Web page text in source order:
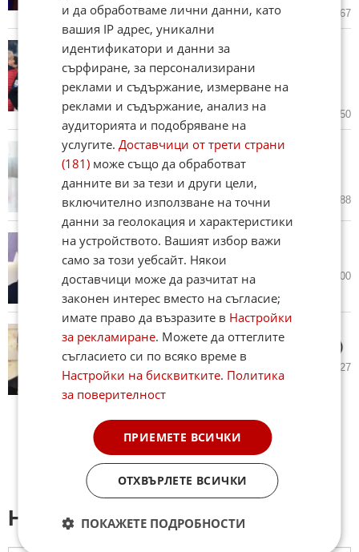
вчера в 19:05 ч. 1 167
Доживотна издръжка и имение:
Какво гласи предбрачният
договор на Роналдо и
Джорджина?
вчера в 13:24 ч. 2 250
Тайният код на тирето: Какво
разкрива двойната фамилия за
характера на жената
07.08.2026 3 088
Том Холанд и Зендая с тайна
сватба в английско имение
07.08.2026 1 300
Брадли Купър и Джиджи Хадид
са се оженили тайно? (СНИМКИ)
2 027
Напиши коментар:
и да обработваме лични данни, като
вашия IP адрес, уникални
идентификатори и данни за
сърфиране, за персонализирани
реклами и съдържание, измерване на
реклами и съдържание, анализ на
аудиторията и подобряване на
услугите.Доставчици от трети страни
(181) може също да обработват
данните ви за тези и други цели,
включително използване на точни
данни за геолокация и характеристики
на устройството. Вашият избор важи
само за този уебсайт. Някои
доставчици може да разчитат на
законен интерес вместо на съгласие;
имате право да възразите в Настройки
за рекламиране. Можете да оттеглите
съгласието си по всяко време в
Настройки на бисквитките. Политика
за поверителност
ПРИЕМЕТЕ ВСИЧКИ
ОТХВЪРЛЕТЕ ВСИЧКИ
ПОКАЖЕТЕ ПОДРОБНОСТИ